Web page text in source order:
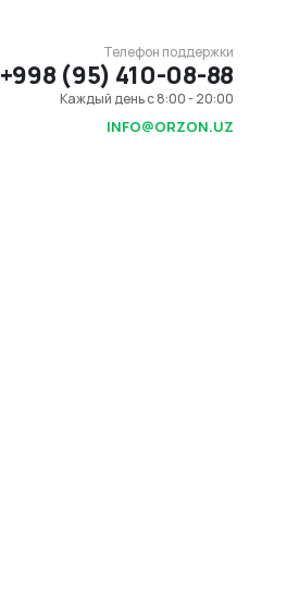
Телефон поддержки
+998 (95) 410-08-88
Каждый день с 8:00 - 20:00
INFO@ORZON.UZ